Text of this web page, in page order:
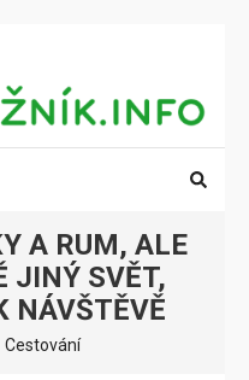
A RUM, ALE
JINÝ SVĚT,
NÁVŠTĚVĚ
Cestování